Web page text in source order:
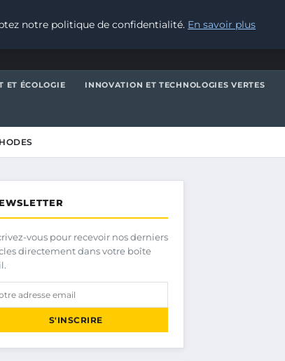
ET ÉCOLOGIE INNOVATION ET TECHNOLOGIES VERTES
vous pour recevoir nos derniers
directement dans votre boîte
S'INSCRIRE
notre politique de confidentialité. En savoir plus